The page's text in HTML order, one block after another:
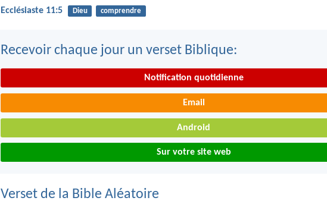
Ecclésiaste 11:5 Dieu comprendre
Recevoir chaque jour un verset Biblique:
Notification quotidienne
Email
Android
Sur votre site web
Verset de la Bible Aléatoire